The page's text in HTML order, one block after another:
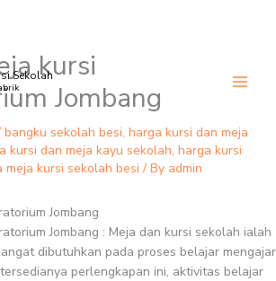
Sekolahkursi
Jombang
bangku sekolah besi, harga kursi dan meja
kursi dan meja kayu sekolah, harga kursi
meja kursi sekolah besi / By admin
Jombang
Jombang : Meja dan kursi sekolah ialah
dibutuhkan pada proses belajar mengajar
perlengkapan ini, aktivitas belajar